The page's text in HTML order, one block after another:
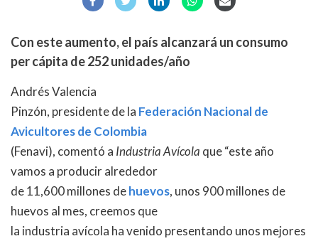
Con este aumento, el país alcanzará un consumo
per cápita de 252 unidades/año
Andrés Valencia
Pinzón, presidente de la Federación Nacional de
Avicultores de Colombia
(Fenavi), comentó a Industria Avícola que “este año
vamos a producir alrededor
de 11,600 millones dehuevos, unos 900 millones de
huevos al mes, creemos que
la industria avícola ha venido presentando unos mejores